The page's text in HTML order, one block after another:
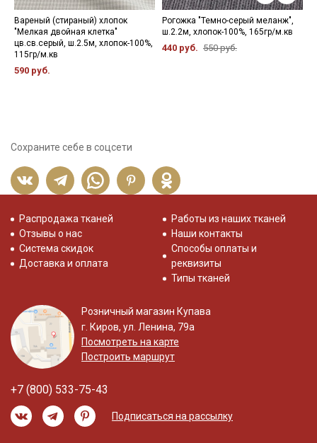
Вареный (стираный) хлопок
"Мелкая двойная клетка"
цв.св.серый, ш.2.5м, хлопок-100%,
115гр/м.кв
590 руб.
Рогожка "Темно-серый меланж",
ш.2.2м, хлопок-100%, 165гр/м.кв
440 руб. 550 руб.
Сохраните себе в соцсети
Распродажа тканей
Отзывы о нас
Система скидок
Доставка и оплата
Работы из наших тканей
Наши контакты
Способы оплаты и
реквизиты
Типы тканей
Розничный магазин Купава
г. Киров, ул. Ленина, 79а
Посмотреть на карте
Построить маршрут
+7 (800) 533-75-43
Подписаться на рассылку